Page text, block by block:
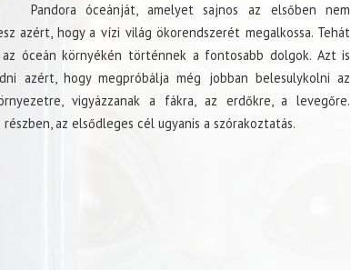
Pandora óceánját, amelyet sajnos az elsőben nem
azért, hogy a vízi világ ökorendszerét megalkossa. Tehát
óceán környékén történnek a fontosabb dolgok. Azt is
azért, hogy megpróbálja még jobban belesulykolni az
vigyázzanak a fákra, az erdőkre, a levegőre.
az elsődleges cél ugyanis a szórakoztatás.